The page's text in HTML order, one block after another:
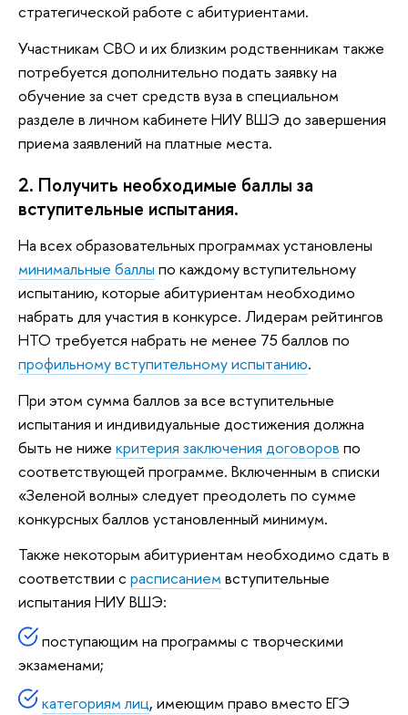
стратегической работе с абитуриентами.
Участникам СВО и их близким родственникам также
потребуется дополнительно подать заявку на
обучение за счет средств вуза в специальном
разделе в личном кабинете НИУ ВШЭ до завершения
приема заявлений на платные места.
2. Получить необходимые баллы за
вступительные испытания.
На всех образовательных программах установлены
минимальные баллы по каждому вступительному
испытанию, которые абитуриентам необходимо
набрать для участия в конкурсе. Лидерам рейтингов
НТО требуется набрать не менее 75 баллов по
профильному вступительному испытанию.
При этом сумма баллов за все вступительные
испытания и индивидуальные достижения должна
быть не ниже критерия заключения договоров по
соответствующей программе. Включенным в списки
«Зеленой волны» следует преодолеть по сумме
конкурсных баллов установленный минимум.
Также некоторым абитуриентам необходимо сдать в
соответствии с расписанием вступительные
испытания НИУ ВШЭ:
поступающим на программы с творческими
экзаменами;
категориям лиц, имеющим право вместо ЕГЭ